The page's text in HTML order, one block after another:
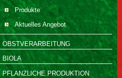
Produkte
Aktuelles Angebot
OBSTVERARBEITUNG
BIOLA
PFLANZLICHE PRODUKTION